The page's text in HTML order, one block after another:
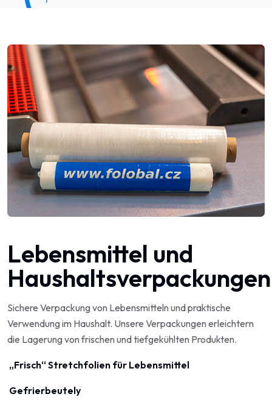
Lebensmittel und
Haushaltsverpackungen
Sichere Verpackung von Lebensmitteln und praktische
Verwendung im Haushalt. Unsere Verpackungen erleichtern
die Lagerung von frischen und tiefgekühlten Produkten.
„Frisch“ Stretchfolien für Lebensmittel
Gefrierbeutely